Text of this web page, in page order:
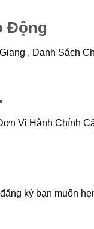
Động
, Danh Sách
Vị Hành Chính
ký bạn muốn